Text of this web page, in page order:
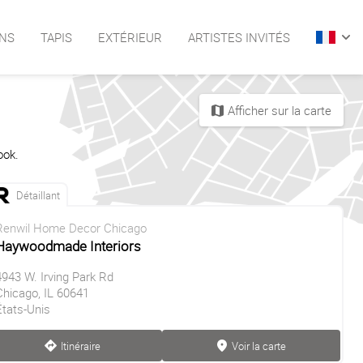
TAPIS EXTÉRIEUR ARTISTES INVITÉS arrow
map Afficher sur la carte
Détaillant
Home Decor Chicago
Interiors
W. Irving Park Rd
IL 60641
Unis
direction Itinéraire marker Voir la carte